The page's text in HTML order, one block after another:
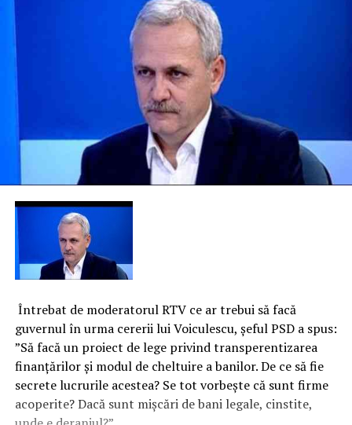
Întrebat de moderatorul RTV ce ar trebui să facă
guvernul în urma cererii lui Voiculescu, şeful PSD a spus:
”Să facă un proiect de lege privind transperentizarea
finanţărilor şi modul de cheltuire a banilor. De ce să fie
secrete lucrurile acestea? Se tot vorbeşte că sunt firme
acoperite? Dacă sunt mişcări de bani legale, cinstite,